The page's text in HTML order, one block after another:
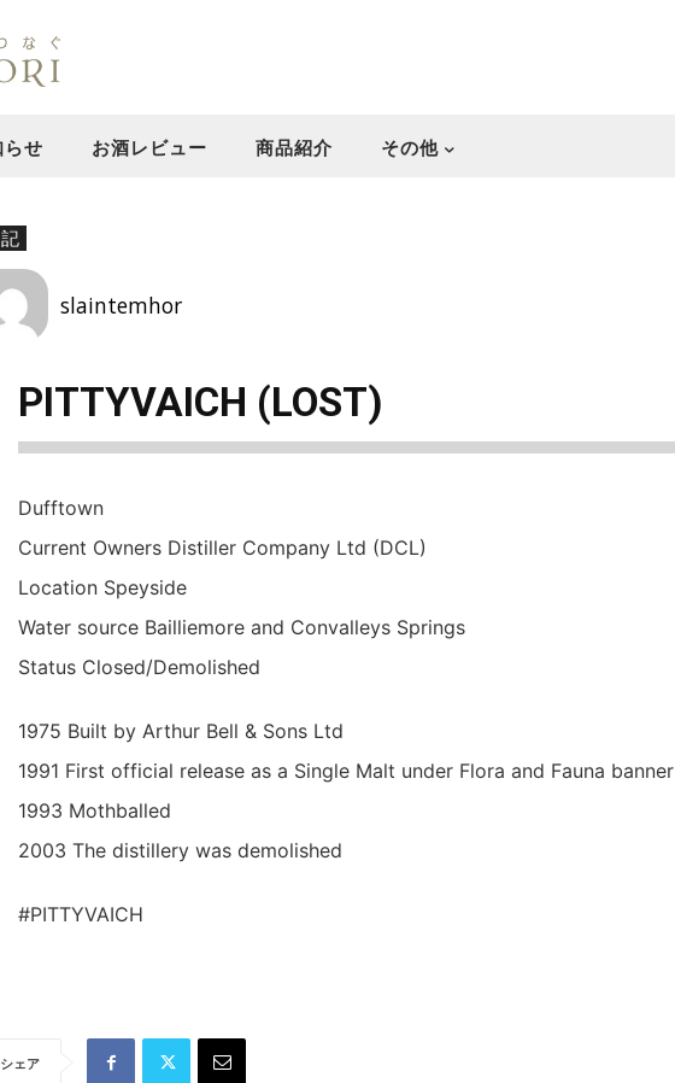
らせ お酒レビュー 商品紹介 その他
slaintemhor
PITTYVAICH (LOST)
Dufftown
Current Owners Distiller Company Ltd (DCL)
Location Speyside
Water source Bailliemore and Convalleys Springs
Status Closed/Demolished
1975 Built by Arthur Bell & Sons Ltd
1991 First official release as a Single Malt under Flora and Fauna banner
1993 Mothballed
2003 The distillery was demolished
#PITTYVAICH
シェア